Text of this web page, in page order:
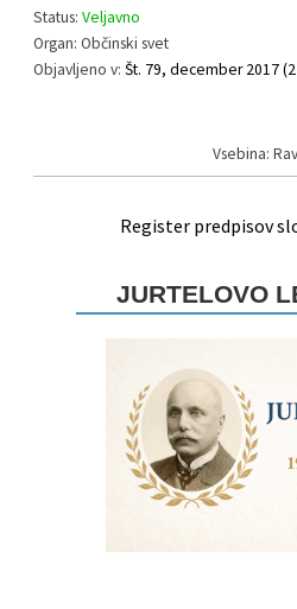
Status: Veljavno
Organ: Občinski svet
Objavljeno v: Št. 79, december 2017
Vsebina:
Register predpisov
JURTELOVO